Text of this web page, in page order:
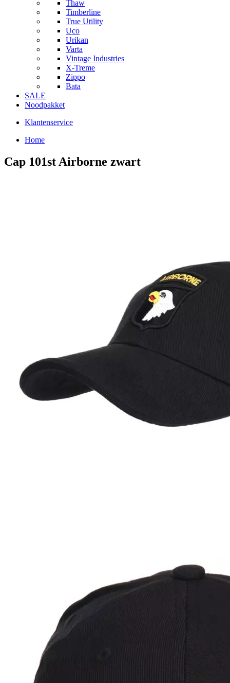
Thaw
Timberline
True Utility
Uco
Urikan
Varta
Vintage Industries
X-Treme
Zippo
Bata
SALE
Noodpakket
Klantenservice
Home
Cap 101st Airborne zwart